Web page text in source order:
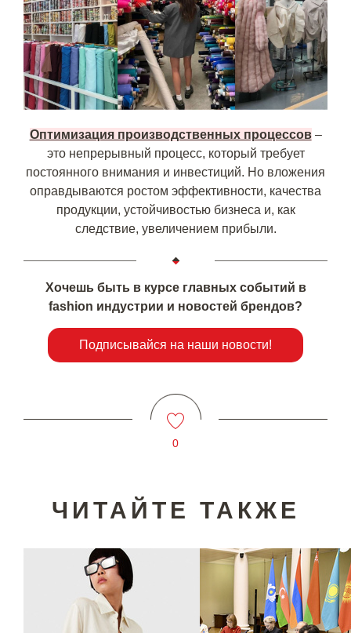
Оптимизация производственных процессов–
это непрерывный процесс, который требует
постоянного внимания и инвестиций. Но вложения
оправдываются ростом эффективности, качества
продукции, устойчивостью бизнеса и, как
следствие, увеличением прибыли.
Хочешь быть в курсе главных событий в
fashion индустрии и новостей брендов?
Подписывайся на наши новости!
0
ЧИТАЙТЕ ТАКЖЕ